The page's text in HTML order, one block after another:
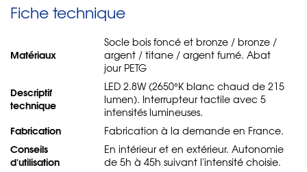
Fiche technique
Matériaux
Socle bois foncé et bronze / bronze /
argent / titane / argent fumé. Abat
jour PETG
Descriptif
technique
LED 2.8W (2650°K blanc chaud de 215
lumen). Interrupteur tactile avec 5
intensités lumineuses.
Fabrication Fabrication à la demande en France.
Conseils
d'utilisation
En intérieur et en extérieur. Autonomie
de 5h à 45h suivant l'intensité choisie.